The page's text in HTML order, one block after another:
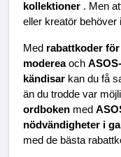
kollektioner . Men
eller kreatör behöver
Med rabattkoder
moderea och
kändisar kan du få
än du trodde var
ordboken med
nödvändigheter i
med de bästa